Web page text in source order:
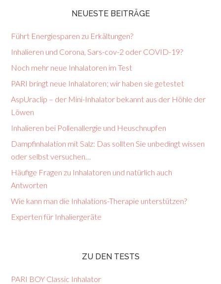
NEUESTE BEITRÄGE
Führt Energiesparen zu Erkältungen?
Inhalieren und Corona, Sars-cov-2 oder COVID-19?
Noch mehr neue Inhalatoren im Test
PARI bringt neue Inhalatoren; wir haben sie getestet
AspUraclip – der Mini-Inhalator bekannt aus der Höhle der
Löwen
Inhalieren bei Pollenallergie und Heuschnupfen
Dampfinhalation mit Salz: Das sollten Sie unbedingt wissen
oder selbst versuchen…
Häufige Fragen zu Inhalatoren und natürlich auch
Antworten
Wie kann man die Inhalations-Therapie unterstützen?
Experten für Inhaliergeräte
ZU DEN TESTS
PARI BOY Classic Inhalator